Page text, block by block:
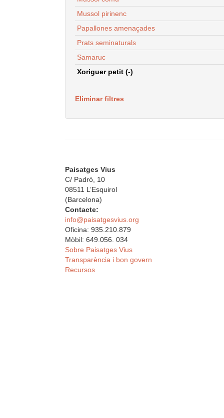
Mussol pirinenc
Papallones amenaçades
Prats seminaturals
Samaruc
Xoriguer petit (-)
Eliminar filtres
Paisatges Vius
C/ Padró, 10
08511 L’Esquirol
(Barcelona)
Contacte:
info@paisatgesvius.org
Oficina: 935.210.879
Mòbil: 649.056. 034
Sobre Paisatges Vius
Transparència i bon govern
Recursos